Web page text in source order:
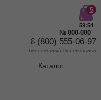
8 (800) 555-06-97
Бесплатный для регионов
5
59:54
№ 000-000
Каталог